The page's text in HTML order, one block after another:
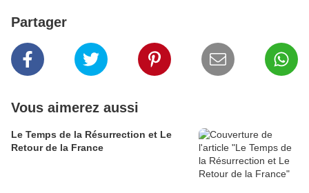
Partager
Vous aimerez aussi
Le Temps de la Résurrection et Le
Retour de la France